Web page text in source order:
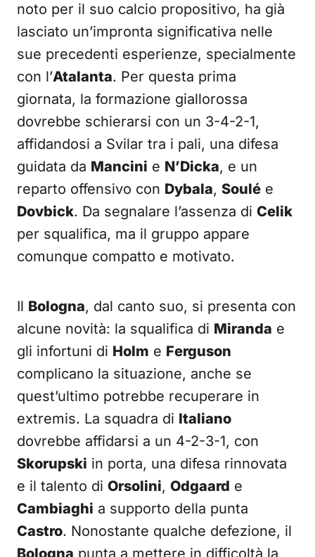
noto per il suo calcio propositivo, ha già
lasciato un’impronta significativa nelle
sue precedenti esperienze, specialmente
con l’Atalanta. Per questa prima
giornata, la formazione giallorossa
dovrebbe schierarsi con un 3-4-2-1,
affidandosi a Svilar tra i pali, una difesa
guidata da Mancini e N’Dicka, e un
reparto offensivo con Dybala, Soulé e
Dovbick. Da segnalare l’assenza di Celik
per squalifica, ma il gruppo appare
comunque compatto e motivato.
Il Bologna, dal canto suo, si presenta con
alcune novità: la squalifica di Miranda e
gli infortuni di Holm e Ferguson
complicano la situazione, anche se
quest’ultimo potrebbe recuperare in
extremis. La squadra di Italiano
dovrebbe affidarsi a un 4-2-3-1, con
Skorupski in porta, una difesa rinnovata
e il talento di Orsolini, Odgaard e
Cambiaghi a supporto della punta
Castro. Nonostante qualche defezione, il
Bologna punta a mettere in difficoltà la